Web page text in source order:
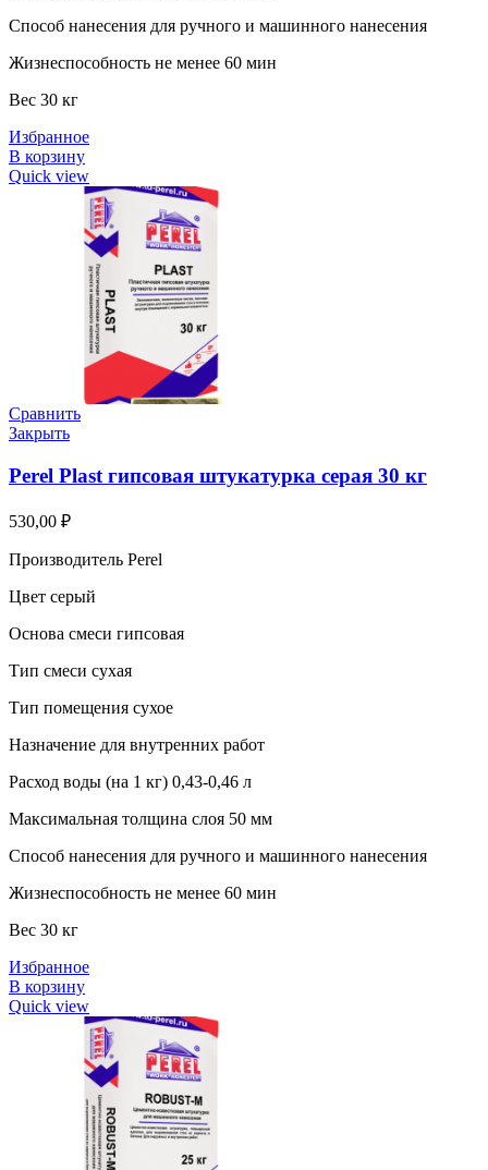
Способ нанесения для ручного и машинного нанесения
Жизнеспособность не менее 60 мин
Вес 30 кг
Избранное
В корзину
Quick view
Сравнить
Закрыть
Perel Plast гипсовая штукатурка серая 30 кг
530,00 ₽
Производитель Perel
Цвет серый
Основа смеси гипсовая
Тип смеси сухая
Тип помещения сухое
Назначение для внутренних работ
Расход воды (на 1 кг) 0,43-0,46 л
Максимальная толщина слоя 50 мм
Способ нанесения для ручного и машинного нанесения
Жизнеспособность не менее 60 мин
Вес 30 кг
Избранное
В корзину
Quick view